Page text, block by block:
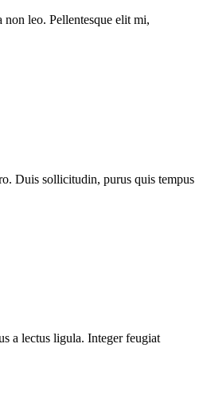
non leo. Pellentesque elit mi,
Duis sollicitudin, purus quis tempus
a lectus ligula. Integer feugiat